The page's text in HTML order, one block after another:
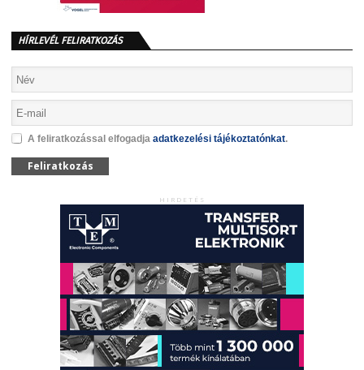
HÍRLEVÉL FELIRATKOZÁS
A feliratkozással elfogadja adatkezelési tájékoztatónkat.
Feliratkozás
HIRDETÉS